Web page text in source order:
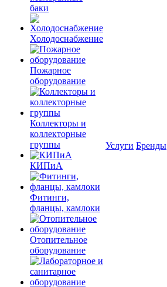
баки
Холодоснабжение
Пожарное
оборудование
Коллекторы и
коллекторные
группы
КИПиА
Фитинги,
фланцы, камлоки
Отопительное
оборудование
Услуги Бренды